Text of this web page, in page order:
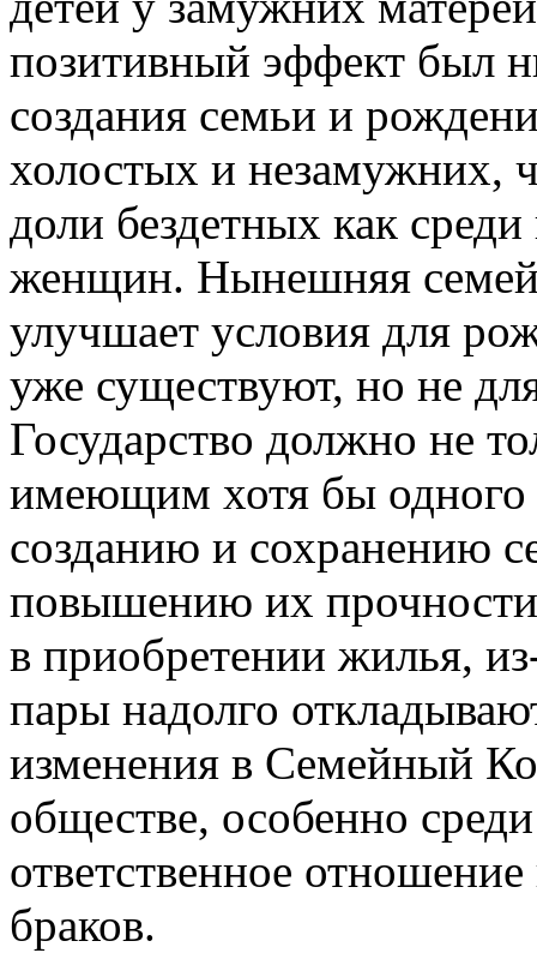
позитивный эффект был
создания семьи и
холостых и незамужних,
доли бездетных как
женщин. Нынешняя
улучшает условия для
уже существуют, но не
Государство должно не
имеющим хотя бы одного
созданию и сохранению
повышению их
в приобретении жилья,
пары надолго
изменения в Семейный
обществе, особенно
ответственное
браков.